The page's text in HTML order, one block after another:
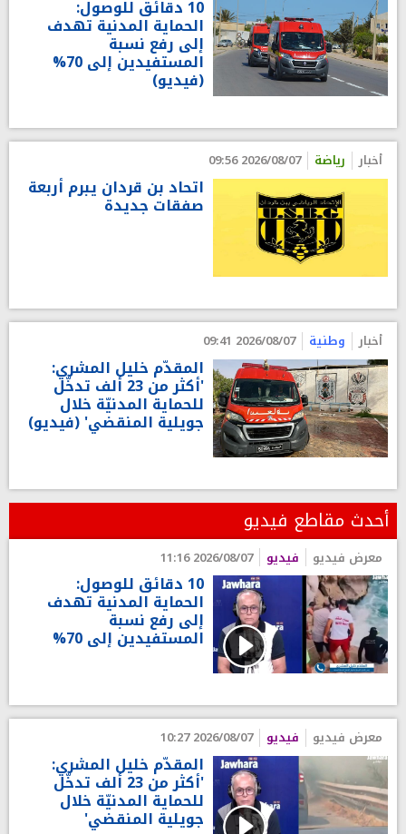
10 دقائق للوصول:
الحماية المدنية تهدف
إلى رفع نسبة
المستفيدين إلى 70%
(فيديو)
أخبار رياضة 2026/08/07 09:56
اتحاد بن قردان يبرم أربعة
صفقات جديدة
أخبار وطنية 2026/08/07 09:41
المقدّم خليل المشري:
'أكثر من 23 ألف تدخّل
للحماية المدنيّة خلال
جويلية المنقضي' (فيديو)
أحدث مقاطع فيديو
معرض فيديو فيديو 2026/08/07 11:16
10 دقائق للوصول:
الحماية المدنية تهدف
إلى رفع نسبة
المستفيدين إلى 70%
معرض فيديو فيديو 2026/08/07 10:27
المقدّم خليل المشري:
'أكثر من 23 ألف تدخّل
للحماية المدنيّة خلال
جويلية المنقضي'